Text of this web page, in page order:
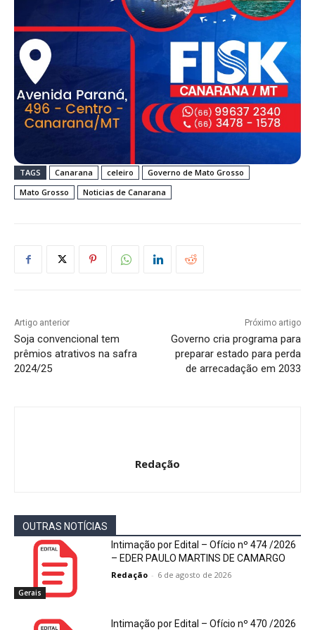
TAGS Canarana celeiro
Governo de Mato Grosso
Mato Grosso
Noticias de Canarana
Artigo anterior
Soja convencional tem
prêmios atrativos na safra
2024/25
Próximo artigo
Governo cria programa para
preparar estado para perda
de arrecadação em 2033
Redação
OUTRAS NOTÍCIAS
Gerais
Intimação por Edital – Ofício nº 474 /2026
– EDER PAULO MARTINS DE CAMARGO
Redação - 6 de agosto de 2026
Intimação por Edital – Ofício nº 470 /2026